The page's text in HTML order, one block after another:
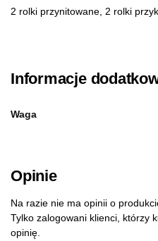
2 rolki przynitowane, 2 rolki
Informacje
Waga
Opinie
Na razie nie ma opinii o
Tylko zalogowani klienci, którzy
opinię.